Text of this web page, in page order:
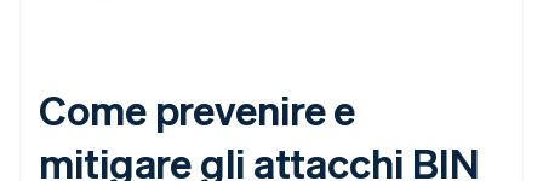
Come prevenire e
mitigare gli attacchi BIN